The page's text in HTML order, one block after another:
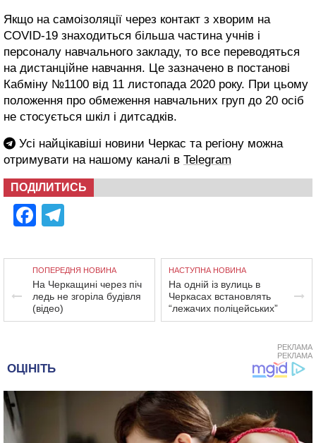
Якщо на самоізоляції через контакт з хворим на
COVID-19 знаходиться більша частина учнів і
персоналу навчального закладу, то все переводяться
на дистанційне навчання. Це зазначено в постанові
Кабміну №1100 від 11 листопада 2020 року. При цьому
положення про обмеження навчальних груп до 20 осіб
не стосується шкіл і дитсадків.
Усі найцікавіші новини Черкас та регіону можна
отримувати на нашому каналі в Telegram
ПОДІЛИТИСЬ
Facebook
ПОПЕРЕДНЯ НОВИНА
На Черкащині через піч
ледь не згоріла будівля
(відео)
НАСТУПНА НОВИНА
На одній із вулиць в
Черкасах встановлять
“лежачих поліцейських”
РЕКЛАМА
РЕКЛАМА